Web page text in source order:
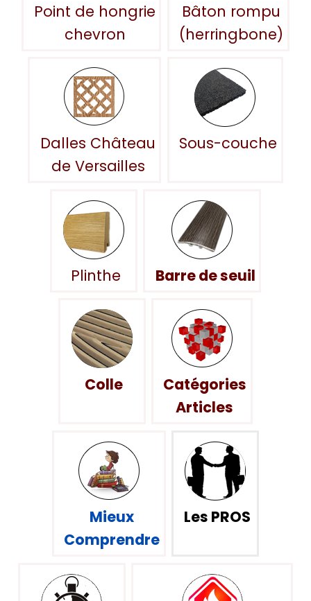
Point de hongrie
chevron
Bâton rompu
(herringbone)
Dalles Château
de Versailles
Sous-couche
Plinthe Barre de seuil
Colle
Catégories
Articles
Mieux
Comprendre
Les PROS